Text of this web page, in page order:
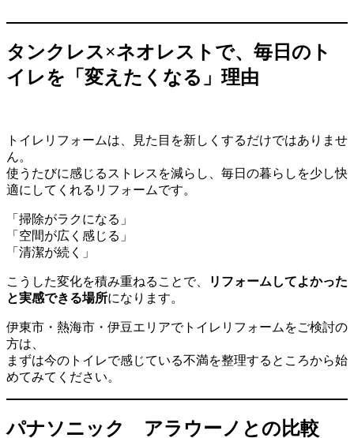
タンクレス×ネオレストで、毎日のト
イレを「変えたくなる」理由
トイレリフォームは、見た目を新しくするだけではありませ
ん。
使うたびに感じるストレスを減らし、毎日の暮らしを少し快
適にしてくれるリフォームです。
「掃除がラクになる」
「空間が広く感じる」
「清潔が続く」
こうした変化を積み重ねることで、
リフォームしてよかった
と実感できる場所になります。
伊東市・熱海市・伊豆エリアでトイレリフォームをご検討の
方は、
まずは今のトイレで感じている不満を整理するところから始
めてみてください。
パナソニック アラウーノとの比較